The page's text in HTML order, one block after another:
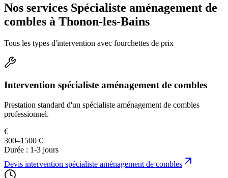
Nos services Spécialiste aménagement de
combles à Thonon-les-Bains
Tous les types d'intervention avec fourchettes de prix
Intervention spécialiste aménagement de combles
Prestation standard d'un spécialiste aménagement de combles
professionnel.
€
300–1500 €
Durée : 1-3 jours
Devis intervention spécialiste aménagement de combles